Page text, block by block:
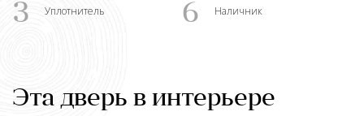
3 Уплотнитель 6 Наличник
Эта дверь в интерьере